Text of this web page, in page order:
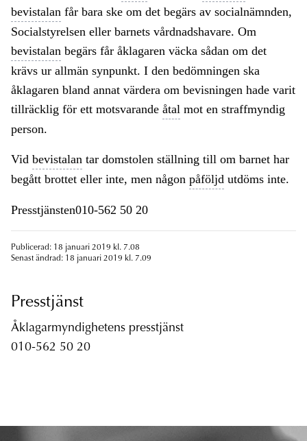
bevistalan får bara ske om det begärs av socialnämnden,
Socialstyrelsen eller barnets vårdnadshavare. Om
bevistalan begärs får åklagaren väcka sådan om det
krävs ur allmän synpunkt. I den bedömningen ska
åklagaren bland annat värdera om bevisningen hade varit
tillräcklig för ett motsvarande åtal mot en straffmyndig
person.
Vid bevistalan tar domstolen ställning till om barnet har
begått brottet eller inte, men någon påföljd utdöms inte.
Presstjänsten010-562 50 20
Publicerad: 18 januari 2019 kl. 7.08
Senast ändrad: 18 januari 2019 kl. 7.09
Presstjänst
Åklagarmyndighetens presstjänst
010-562 50 20